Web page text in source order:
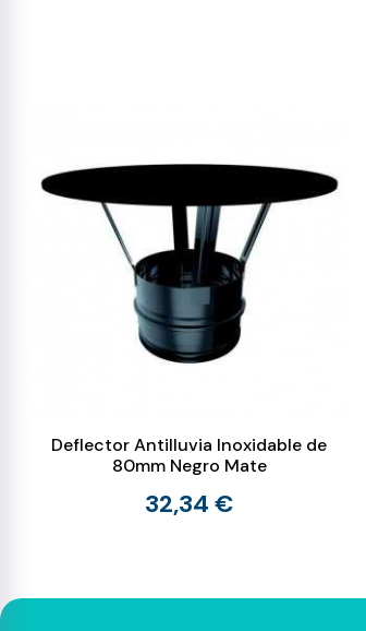
Deflector Antilluvia Inoxidable de
80mm Negro Mate
32,34 €